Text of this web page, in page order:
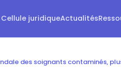
Cellule juridiqueActualités
des soignants contaminés,